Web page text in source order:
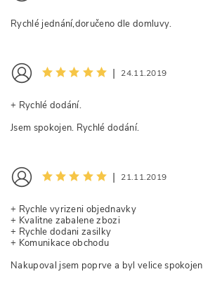
Rychlé jednání,doručeno dle domluvy.
| 24.11.2019
+ Rychlé dodání.
Jsem spokojen. Rychlé dodání.
| 21.11.2019
+ Rychle vyrizeni objednavky
+ Kvalitne zabalene zbozi
+ Rychle dodani zasilky
+ Komunikace obchodu
Nakupoval jsem poprve a byl velice spokojen